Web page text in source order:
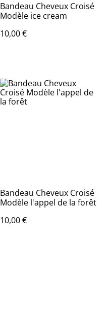
Bandeau Cheveux Croisé
Modèle ice cream
10,00 €
Bandeau Cheveux Croisé
Modèle l'appel de la forêt
10,00 €